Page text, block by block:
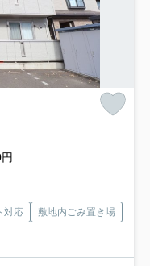
対応
敷地内ごみ置き場